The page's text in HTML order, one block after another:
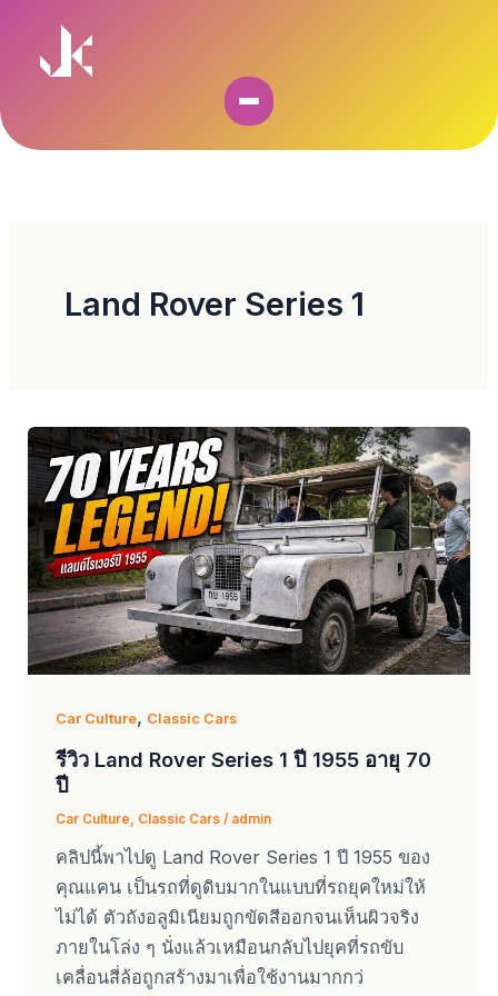
content
Land Rover Series 1
Car Culture, Classic Cars
รีวิว Land Rover Series 1 ปี 1955 อายุ 70
ปี
Car Culture, Classic Cars/ admin
คลิปนี้พาไปดู Land Rover Series 1 ปี 1955 ของ
คุณแคน เป็นรถที่ดูดิบมากในแบบที่รถยุคใหม่ให้
ไม่ได้ ตัวถังอลูมิเนียมถูกขัดสีออกจนเห็นผิวจริง
ภายในโล่ง ๆ นั่งแล้วเหมือนกลับไปยุคที่รถขับ
เคลื่อนสี่ล้อถูกสร้างมาเพื่อใช้งานมากกว่